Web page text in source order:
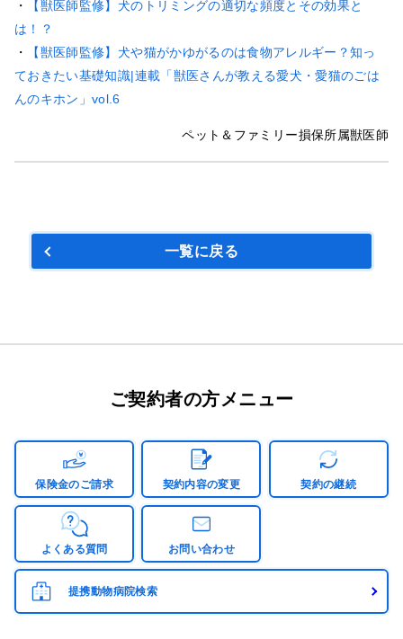
・
【獣医師監修】犬のトリミングの適切な頻度とその効果と
は！？
・
【獣医師監修】犬や猫がかゆがるのは食物アレルギー？知っ
ておきたい基礎知識|連載「獣医さんが教える愛犬・愛猫のごは
んのキホン」vol.6
ペット＆ファミリー損保所属獣医師
一覧に戻る
ご契約者の方メニュー
保険金のご請求 契約内容の変更 契約の継続
よくある質問 お問い合わせ
提携動物病院検索